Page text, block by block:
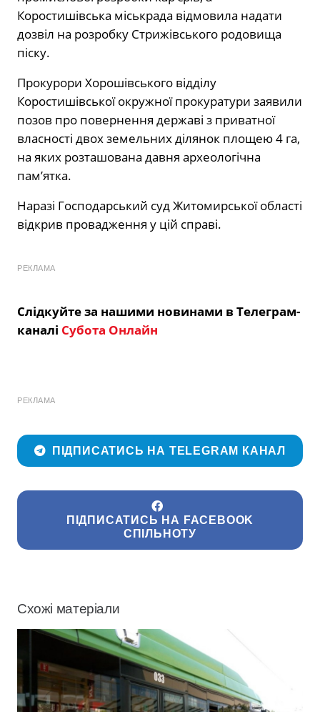
Коростишівська міськрада відмовила надати
дозвіл на розробку Стрижівського родовища
піску.
Прокурори Хорошівського відділу
Коростишівської окружної прокуратури заявили
позов про повернення державі з приватної
власності двох земельних ділянок площею 4 га,
на яких розташована давня археологічна
пам’ятка.
Наразі Господарський суд Житомирської області
відкрив провадження у цій справі.
РЕКЛАМА
Слідкуйте за нашими новинами в Телеграм-
каналі Субота Онлайн
РЕКЛАМА
ПІДПИСАТИСЬ НА TELEGRAM КАНАЛ
ПІДПИСАТИСЬ НА FACEBOOK
СПІЛЬНОТУ
Схожі матеріали